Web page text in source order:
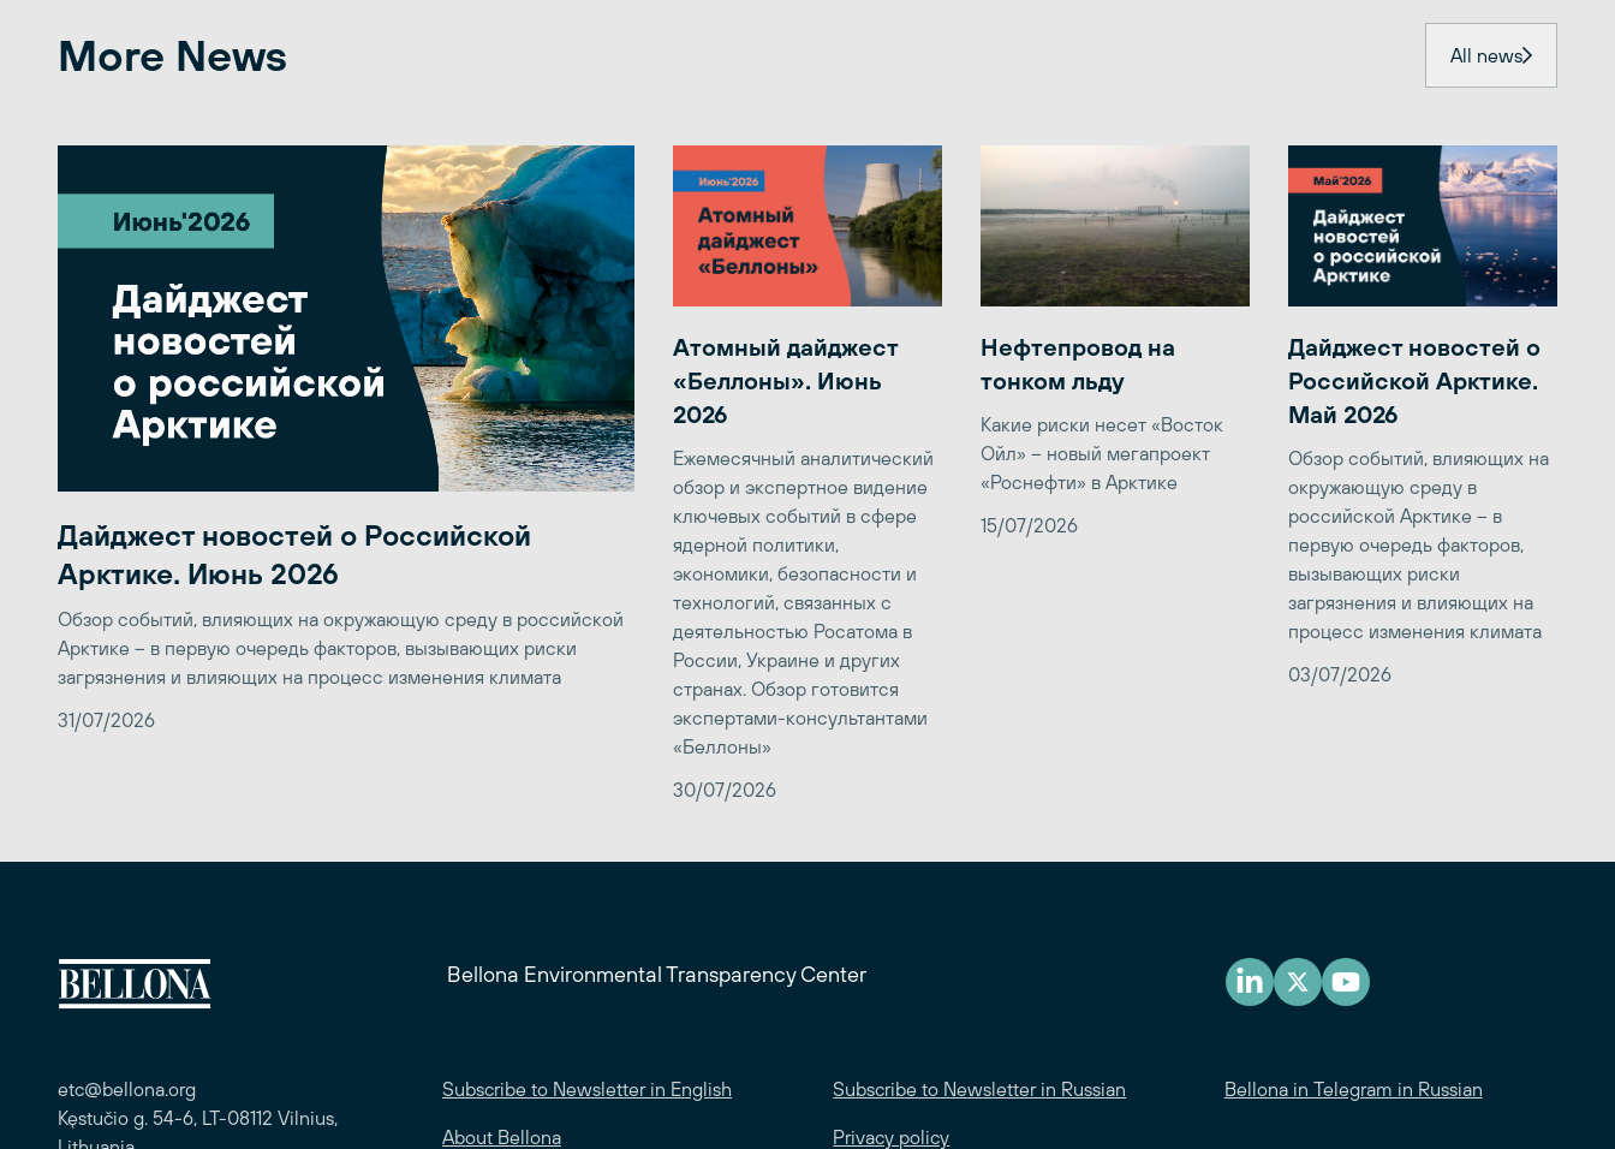
More News All news
Дайджест новостей о Российской
Арктике. Июнь 2026
Обзор событий, влияющих на окружающую среду в российской
Арктике – в первую очередь факторов, вызывающих риски
загрязнения и влияющих на процесс изменения климата
31/07/2026
Атомный дайджест
«Беллоны». Июнь
2026
Ежемесячный аналитический
обзор и экспертное видение
ключевых событий в сфере
ядерной политики,
экономики, безопасности и
технологий, связанных с
деятельностью Росатома в
России, Украине и других
странах. Обзор готовится
экспертами-консультантами
«Беллоны»
30/07/2026
Нефтепровод на
тонком льду
Какие риски несет «Восток
Ойл» – новый мегапроект
«Роснефти» в Арктике
15/07/2026
Дайджест новостей о
Российской Арктике.
Май 2026
Обзор событий, влияющих на
окружающую среду в
российской Арктике – в
первую очередь факторов,
вызывающих риски
загрязнения и влияющих на
процесс изменения климата
03/07/2026
Bellona Environmental Transparency Center
etc@bellona.org
Kęstučio g. 54-6, LT-08112 Vilnius,
Subscribe to Newsletter in English Subscribe to Newsletter in Russian Bellona in Telegram in Russian
About Bellona Privacy policy